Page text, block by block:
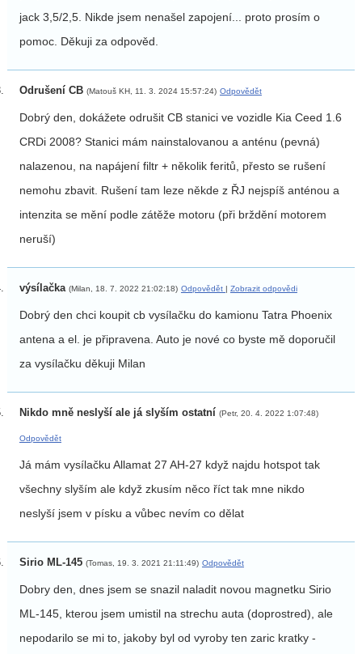
jack 3,5/2,5. Nikde jsem nenašel zapojení... proto prosím o
pomoc. Děkuji za odpověd.
Odrušení CB (Matouš KH, 11. 3. 2024 15:57:24) Odpovědět
Dobrý den, dokážete odrušit CB stanici ve vozidle Kia Ceed 1.6
CRDi 2008? Stanici mám nainstalovanou a anténu (pevná)
nalazenou, na napájení filtr + několik feritů, přesto se rušení
nemohu zbavit. Rušení tam leze někde z ŘJ nejspíš anténou a
intenzita se mění podle zátěže motoru (při brždění motorem
neruší)
výsílačka (Milan, 18. 7. 2022 21:02:18) Odpovědět | Zobrazit odpovědi
Dobrý den chci koupit cb vysílačku do kamionu Tatra Phoenix
antena a el. je připravena. Auto je nové co byste mě doporučil
za vysílačku děkuji Milan
Nikdo mně neslyší ale já slyším ostatní (Petr, 20. 4. 2022 1:07:48)
Odpovědět
Já mám vysílačku Allamat 27 AH-27 když najdu hotspot tak
všechny slyším ale když zkusím něco říct tak mne nikdo
neslyší jsem v písku a vůbec nevím co dělat
Sirio ML-145 (Tomas, 19. 3. 2021 21:11:49) Odpovědět
Dobry den, dnes jsem se snazil naladit novou magnetku Sirio
ML-145, kterou jsem umistil na strechu auta (doprostred), ale
nepodarilo se mi to, jakoby byl od vyroby ten zaric kratky -